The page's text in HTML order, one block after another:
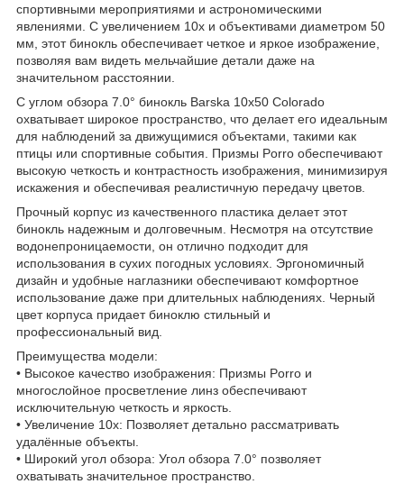
спортивными мероприятиями и астрономическими
явлениями. С увеличением 10x и объективами диаметром 50
мм, этот бинокль обеспечивает четкое и яркое изображение,
позволяя вам видеть мельчайшие детали даже на
значительном расстоянии.
С углом обзора 7.0° бинокль Barska 10x50 Colorado
охватывает широкое пространство, что делает его идеальным
для наблюдений за движущимися объектами, такими как
птицы или спортивные события. Призмы Porro обеспечивают
высокую четкость и контрастность изображения, минимизируя
искажения и обеспечивая реалистичную передачу цветов.
Прочный корпус из качественного пластика делает этот
бинокль надежным и долговечным. Несмотря на отсутствие
водонепроницаемости, он отлично подходит для
использования в сухих погодных условиях. Эргономичный
дизайн и удобные наглазники обеспечивают комфортное
использование даже при длительных наблюдениях. Черный
цвет корпуса придает биноклю стильный и
профессиональный вид.
Преимущества модели:
• Высокое качество изображения: Призмы Porro и
многослойное просветление линз обеспечивают
исключительную четкость и яркость.
• Увеличение 10x: Позволяет детально рассматривать
удалённые объекты.
• Широкий угол обзора: Угол обзора 7.0° позволяет
охватывать значительное пространство.